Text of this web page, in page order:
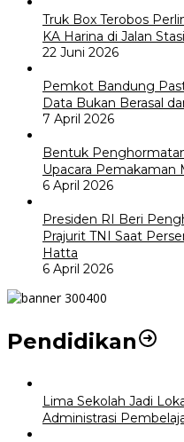
Truk Box Terobos
KA Harina di Jalan
22 Juni 2026
Pemkot Bandung
Data Bukan Berasal
7 April 2026
Bentuk
Upacara Pemakaman
6 April 2026
Presiden RI Beri
Prajurit TNI Saat
Hatta
6 April 2026
Pendidikan
Lima Sekolah Jadi
Administrasi